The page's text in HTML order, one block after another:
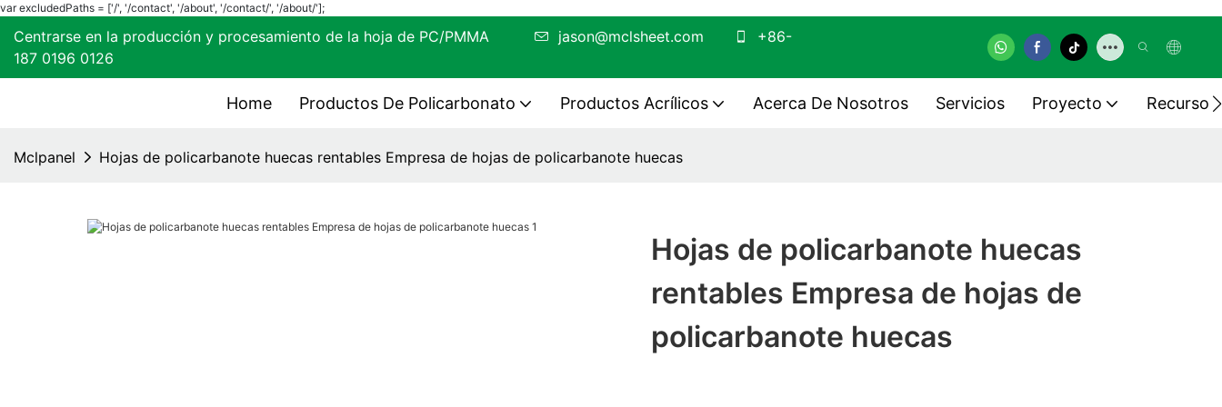
var excludedPaths = ['/', '/contact', '/about', '/contact/', '/about/'];
Centrarse en la producción y procesamiento de la hoja de PC/PMMA jason@mclsheet.com
+86-
187 0196 0126
Home Productos De Policarbonato Productos Acrílicos Acerca De Nosotros Servicios Proyecto Recurso
Mclpanel Hojas de policarbanote huecas rentables Empresa de hojas de policarbanote huecas
Hojas de policarbanote huecas
rentables Empresa de hojas de
policarbanote huecas